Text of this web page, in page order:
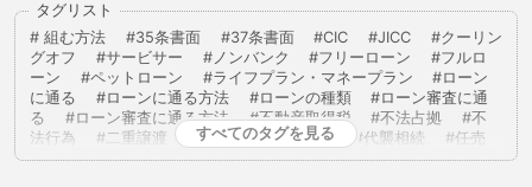
タグリスト
組む方法
35条書面 37条書面 CIC JICC
クーリン
グオフ
サービサー ノンバンク フリーローン
フルロ
ーン
ペットローン ライフプラン・マネープラン
ローン
に通る
ローンに通る方法 ローンの種類
ローン審査に通
る
ローン審査に通る方法 不動産取得税 不法占拠
不
法行為
二重譲渡 代物弁済 代理人 代襲相続
任売
任意売却
任意整理 低層住居専用地域 住宅ローン
住
すべてのタグを見る